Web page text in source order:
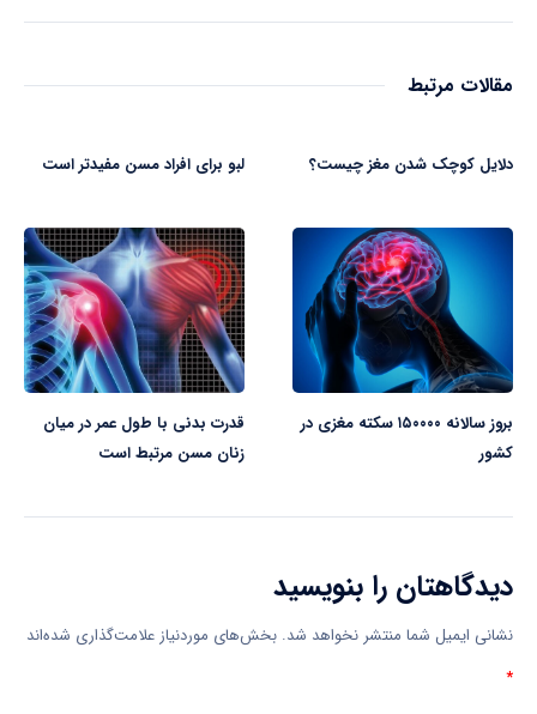
مقالات مرتبط
دلایل کوچک شدن مغز چیست؟ لبو برای افراد مسن مفیدتر است
بروز سالانه ۱۵۰۰۰۰ سکته مغزی در
کشور
قدرت بدنی با طول عمر در میان
زنان مسن مرتبط است
دیدگاهتان را بنویسید
نشانی ایمیل شما منتشر نخواهد شد. بخش‌های موردنیاز علامت‌گذاری شده‌اند
*